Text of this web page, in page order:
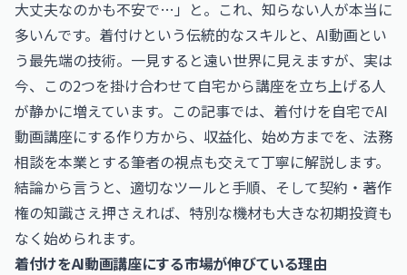
大丈夫なのかも不安で…」と。これ、知らない人が本当に
多いんです。着付けという伝統的なスキルと、AI動画とい
う最先端の技術。一見すると遠い世界に見えますが、実は
今、この2つを掛け合わせて自宅から講座を立ち上げる人
が静かに増えています。この記事では、着付けを自宅でAI
動画講座にする作り方から、収益化、始め方までを、法務
相談を本業とする筆者の視点も交えて丁寧に解説します。
結論から言うと、適切なツールと手順、そして契約・著作
権の知識さえ押さえれば、特別な機材も大きな初期投資も
なく始められます。
着付けをAI動画講座にする市場が伸びている理由